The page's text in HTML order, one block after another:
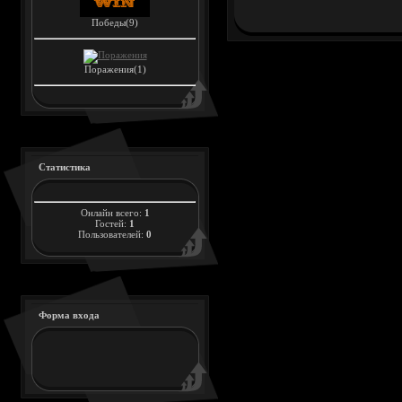
Победы(9)
Поражения(1)
Статистика
Онлайн всего: 1
Гостей: 1
Пользователей: 0
Форма входа